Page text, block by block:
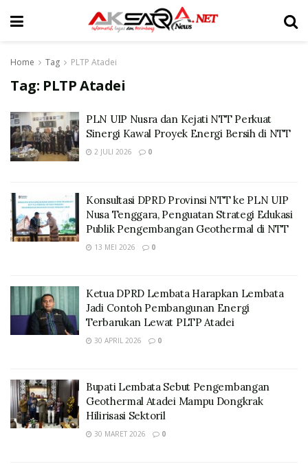
Home Tag PLTP Atadei
Tag: PLTP Atadei
PLN UIP Nusra dan Kejati NTT Perkuat
Sinergi Kawal Proyek Energi Bersih di NTT
2 JULI 2026 0
Konsultasi DPRD Provinsi NTT ke PLN UIP
Nusa Tenggara, Penguatan Strategi Edukasi
Publik Pengembangan Geothermal di NTT
13 MEI 2026 0
Ketua DPRD Lembata Harapkan Lembata
Jadi Contoh Pembangunan Energi
Terbarukan Lewat PLTP Atadei
30 APRIL 2026 0
Bupati Lembata Sebut Pengembangan
Geothermal Atadei Mampu Dongkrak
Hilirisasi Sektoril
30 MARET 2026 0